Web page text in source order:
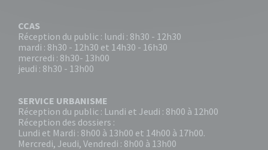
CCAS
Réception du public : lundi : 8h30 - 12h30
mardi : 8h30 - 12h30 et 14h30 - 16h30
mercredi : 8h30- 13h00
jeudi : 8h30 - 13h00
SERVICE URBANISME
Réception du public : Lundi et Jeudi : 8h00 à 12h00
Réception des dossiers :
Lundi et Mardi : 8h00 à 13h00 et 14h00 à 17h00.
Mercredi, Jeudi, Vendredi : 8h00 à 13h00